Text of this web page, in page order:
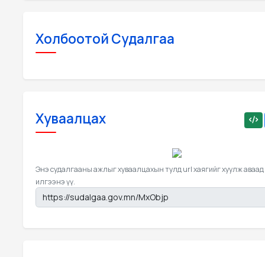
Холбоотой Судалгаа
Хуваалцах
Энэ судалгааны ажлыг хуваалцахын тулд url хаягийг хуулж аваад
илгээнэ үү.